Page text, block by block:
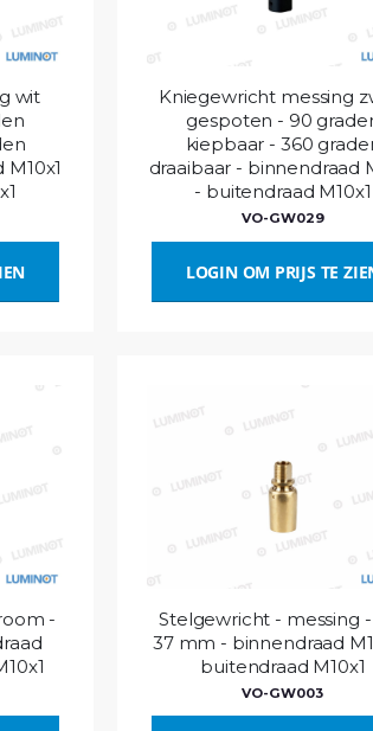
wit
Kniegewricht messing
gespoten - 90
kiepbaar - 360
draaibaar - binnendraad
- buitendraad M10x1
VO-GW029
LOGIN OM PRIJS TE
-
Stelgewricht - messing -
37 mm - binnendraad
buitendraad M10x1
VO-GW003